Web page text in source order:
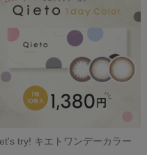
try! キエトワンデーカラー